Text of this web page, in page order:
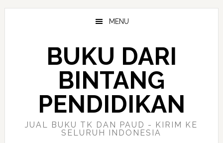
Skip
Skip
MENU
BUKU DARI
BINTANG
PENDIDIKAN
JUAL BUKU TK DAN PAUD - KIRIM KE
SELURUH INDONESIA